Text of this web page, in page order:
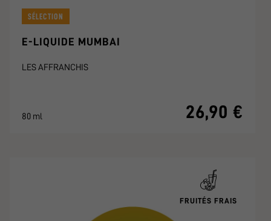
SÉLECTION
E-LIQUIDE MUMBAI
LES AFFRANCHIS
80 ml 26,90 €
FRUITÉS FRAIS